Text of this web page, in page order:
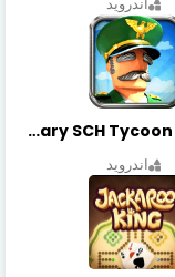
تحميل لعبة Idle Military SCH Tycoon مهكرة آخر إصدار
اندرويد